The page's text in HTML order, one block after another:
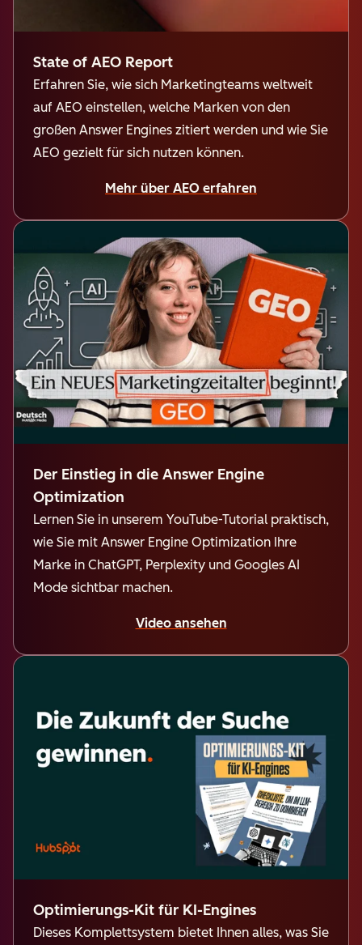
State of AEO Report
Erfahren Sie, wie sich Marketingteams weltweit
auf AEO einstellen, welche Marken von den
großen Answer Engines zitiert werden und wie Sie
AEO gezielt für sich nutzen können.
Mehr über AEO erfahren
Der Einstieg in die Answer Engine
Optimization
Lernen Sie in unserem YouTube-Tutorial praktisch,
wie Sie mit Answer Engine Optimization Ihre
Marke in ChatGPT, Perplexity und Googles AI
Mode sichtbar machen.
Video ansehen
Optimierungs-Kit für KI-Engines
Dieses Komplettsystem bietet Ihnen alles, was Sie